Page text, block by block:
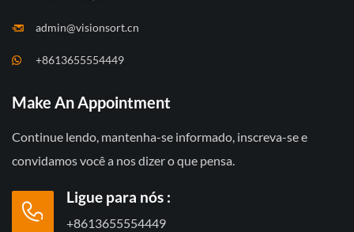
admin@visionsort.cn
+8613655554449
Make An Appointment
Continue lendo, mantenha-se informado, inscreva-se e
convidamos você a nos dizer o que pensa.
Ligue para nós :
+8613655554449